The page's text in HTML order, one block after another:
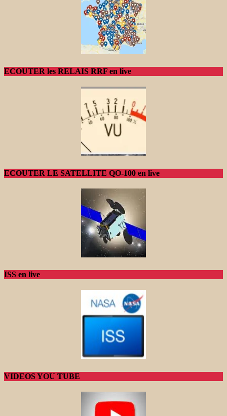
ECOUTER les RELAIS RRF en live
ECOUTER LE SATELLITE QO-100 en live
ISS en live
VIDEOS YOU TUBE